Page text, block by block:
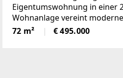
Eigentumswohnung in einer
Wohnanlage vereint
nachhaltige Energietechnik
ausgezeichnete Lage am
72 m² € 495.000